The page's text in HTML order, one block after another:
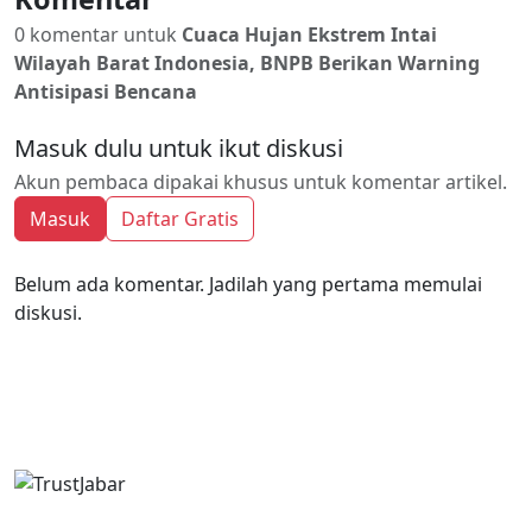
0 komentar untuk Cuaca Hujan Ekstrem Intai
Wilayah Barat Indonesia, BNPB Berikan Warning
Antisipasi Bencana
Masuk dulu untuk ikut diskusi
Akun pembaca dipakai khusus untuk komentar artikel.
Masuk
Daftar Gratis
Belum ada komentar. Jadilah yang pertama memulai
diskusi.